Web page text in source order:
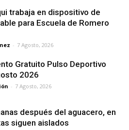
trabaja en dispositivo de
para Escuela de Romero
- 7 Agosto, 2026
Gratuito Pulso Deportivo
2026
- 7 Agosto, 2026
después del aguacero, en
siguen aislados